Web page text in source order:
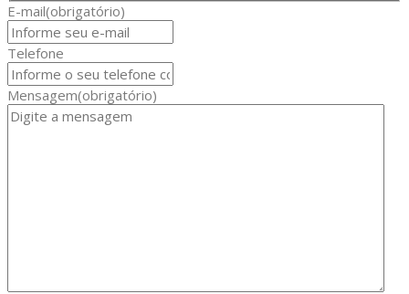
E-mail(obrigatório)
Telefone
Mensagem(obrigatório)